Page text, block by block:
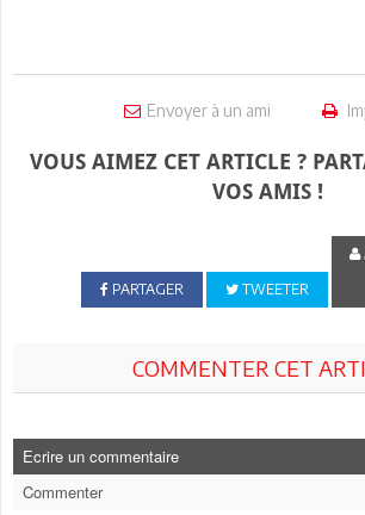
Envoyer à un ami
VOUS AIMEZ CET ARTICLE ?
VOS AMIS !
PARTAGER TWEETER
COMMENTER CET
Ecrire un commentaire
Commenter